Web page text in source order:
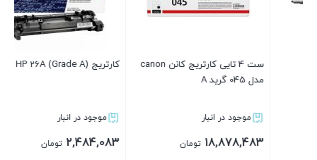
ست 4 تایی کارتریج کانن canon
موجود در انبار
18,878,483 تومان
کارتریج HP 26A (Grade A)
موجود در انبار
2,484,083 تومان